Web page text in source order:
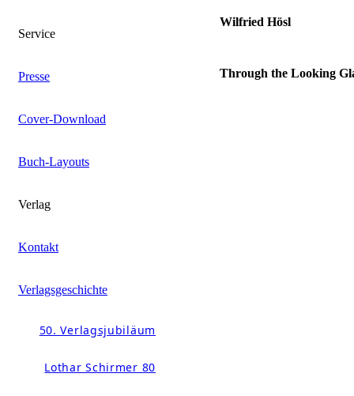
Service
Presse
Cover-Download
Buch-Layouts
Verlag
Kontakt
Verlagsgeschichte
50. Verlagsjubiläum
Lothar Schirmer 80
Wilfried Hösl
Through the Looking